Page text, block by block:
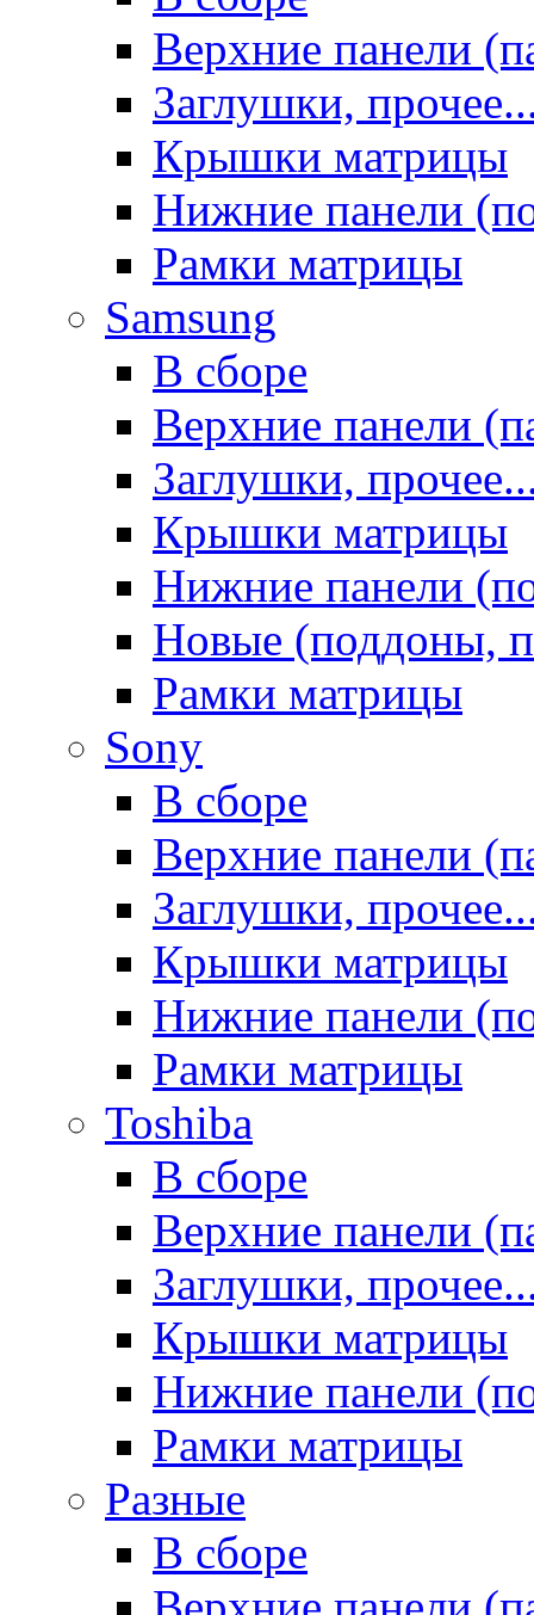
Верхние панели
Заглушки,
Крышки матрицы
Нижние панели
Рамки матрицы
Samsung
В сборе
Верхние панели
Заглушки,
Крышки матрицы
Нижние панели
Новые (поддоны,
Рамки матрицы
Sony
В сборе
Верхние панели
Заглушки,
Крышки матрицы
Нижние панели
Рамки матрицы
Toshiba
В сборе
Верхние панели
Заглушки,
Крышки матрицы
Нижние панели
Рамки матрицы
Разные
В сборе